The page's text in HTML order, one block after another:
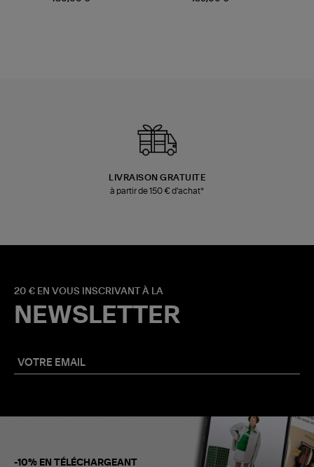
LIVRAISON GRATUITE
à partir de 150 € d'achat*
20 € EN VOUS INSCRIVANT À LA
NEWSLETTER
-10% EN TÉLÉCHARGEANT